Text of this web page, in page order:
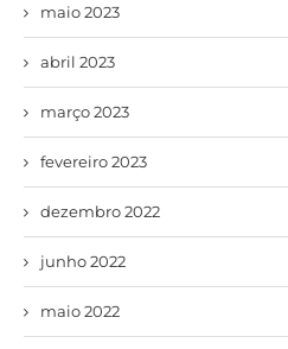
maio 2023
abril 2023
março 2023
fevereiro 2023
dezembro 2022
junho 2022
maio 2022